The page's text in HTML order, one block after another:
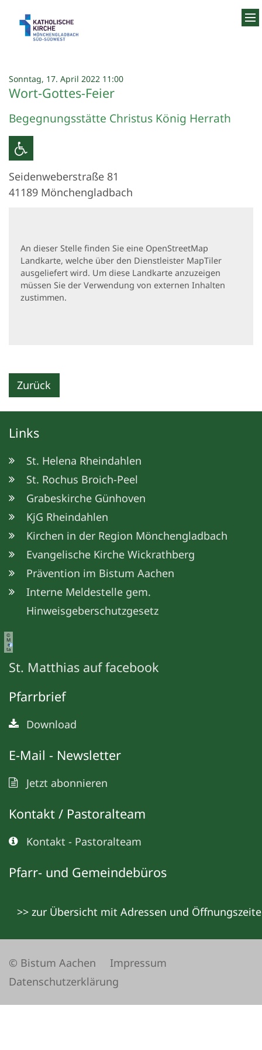
Sonntag, 17. April 2022 11:00:
Wort-Gottes-Feier
Begegnungsstätte Christus König Herrath
Seidenweberstraße 81
41189 Mönchengladbach
An dieser Stelle finden Sie eine OpenStreetMap
Landkarte, welche über den Dienstleister MapTiler
ausgeliefert wird. Um diese Landkarte anzuzeigen
müssen Sie der Verwendung von externen Inhalten
zustimmen.
Zurück
Links
St. Helena Rheindahlen
St. Rochus Broich-Peel
Grabeskirche Günhoven
KjG Rheindahlen
Kirchen in der Region Mönchengladbach
Evangelische Kirche Wickrathberg
Prävention im Bistum Aachen
Interne Meldestelle gem.
Hinweisgeberschutzgesetz
©
M
e
ta
St. Matthias auf facebook
Pfarrbrief
Download
E-Mail - Newsletter
Jetzt abonnieren
Kontakt / Pastoralteam
Kontakt - Pastoralteam
Pfarr- und Gemeindebüros
>> zur Übersicht mit Adressen und
© Bistum Aachen
Impressum
Datenschutzerklärung